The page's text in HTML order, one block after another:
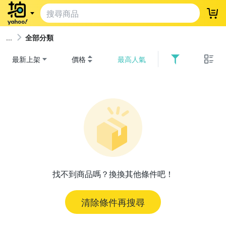
登
全部分類
最新上架 價格 最高人氣
找不到商品嗎？換換其他條件吧！
清除條件再搜尋